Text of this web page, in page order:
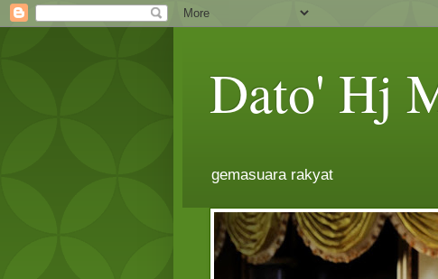
Dato' Hj
gemasuara rakyat